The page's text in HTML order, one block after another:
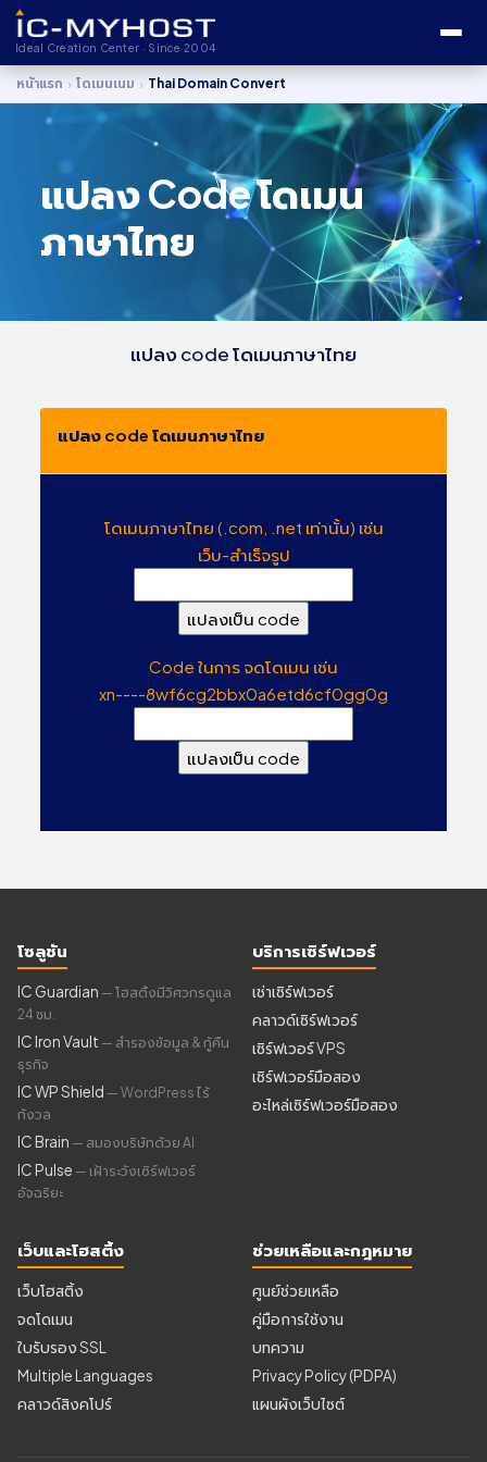
Ideal Creation Center · Since 2004
หน้าแรก › โดเมนเนม › Thai Domain Convert
แปลง Code โดเมน
ภาษาไทย
แปลง code โดเมนภาษาไทย
แปลง code โดเมนภาษาไทย
โดเมนภาษาไทย (.com, .net เท่านั้น) เช่น
เว็บ-สำเร็จรูป
Code ในการ จดโดเมน เช่น
xn----8wf6cg2bbx0a6etd6cf0gg0g
โซลูชัน
IC Guardian — โฮสติ้งมีวิศวกรดูแล
24 ชม.
IC Iron Vault — สำรองข้อมูล & กู้คืน
ธุรกิจ
IC WP Shield — WordPress ไร้
กังวล
IC Brain — สมองบริษัทด้วย AI
IC Pulse — เฝ้าระวังเซิร์ฟเวอร์
อัจฉริยะ
บริการเซิร์ฟเวอร์
เช่าเซิร์ฟเวอร์
คลาวด์เซิร์ฟเวอร์
เซิร์ฟเวอร์ VPS
เซิร์ฟเวอร์มือสอง
อะไหล่เซิร์ฟเวอร์มือสอง
เว็บและโฮสติ้ง
เว็บโฮสติ้ง
จดโดเมน
ใบรับรอง SSL
Multiple Languages
คลาวด์สิงคโปร์
ช่วยเหลือและกฎหมาย
ศูนย์ช่วยเหลือ
คู่มือการใช้งาน
บทความ
Privacy Policy (PDPA)
แผนผังเว็บไซต์